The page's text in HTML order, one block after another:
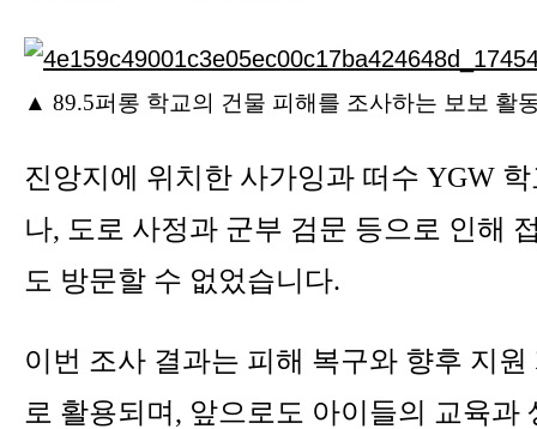
▲ 89.5퍼롱 학교의 건물 피해를 조사하는 보보 활
진앙지에 위치한 사가잉과 떠수 YGW
나, 도로 사정과 군부 검문 등으로 인해
도 방문할 수 없었습니다.
이번 조사 결과는 피해 복구와 향후 지
로 활용되며, 앞으로도 아이들의 교육과